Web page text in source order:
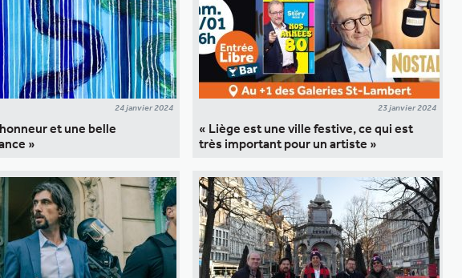
24 janvier 2024
et une belle
»
23 janvier 2024
« Liège est une ville festive, ce qui est
très important pour un artiste »